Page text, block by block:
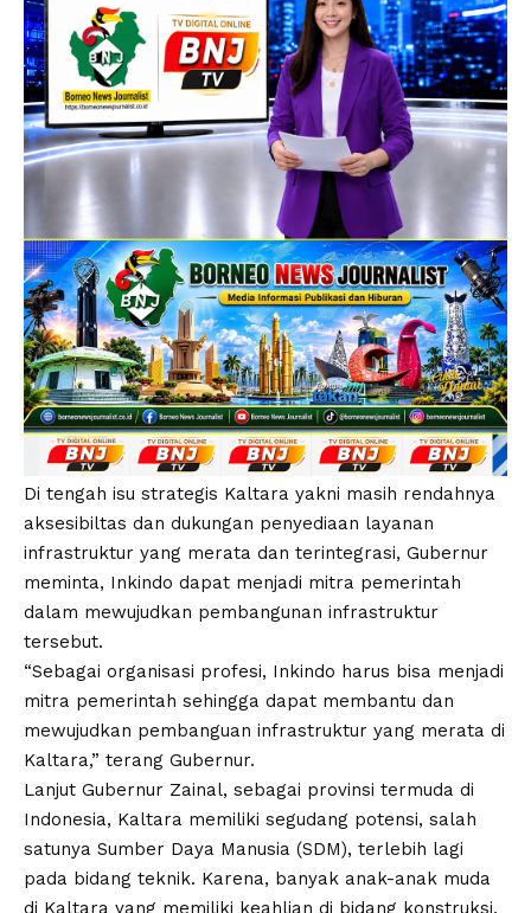
Di tengah isu strategis Kaltara yakni masih rendahnya
aksesibiltas dan dukungan penyediaan layanan
infrastruktur yang merata dan terintegrasi, Gubernur
meminta, Inkindo dapat menjadi mitra pemerintah
dalam mewujudkan pembangunan infrastruktur
tersebut.
“Sebagai organisasi profesi, Inkindo harus bisa menjadi
mitra pemerintah sehingga dapat membantu dan
mewujudkan pembanguan infrastruktur yang merata di
Kaltara,” terang Gubernur.
Lanjut Gubernur Zainal, sebagai provinsi termuda di
Indonesia, Kaltara memiliki segudang potensi, salah
satunya Sumber Daya Manusia (SDM), terlebih lagi
pada bidang teknik. Karena, banyak anak-anak muda
di Kaltara yang memiliki keahlian di bidang konstruksi,